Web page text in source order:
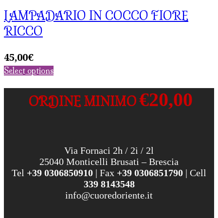
LAMPADARIO IN COCCO FIORE
RICCO
45,00€
Select options
ORDINE MINIMO€20,00
Via Fornaci 2h / 2i / 2l
25040 Monticelli Brusati – Brescia
Tel +39 0306850910 | Fax +39 0306851790 | Cell
339 8143548
info@cuoredoriente.it